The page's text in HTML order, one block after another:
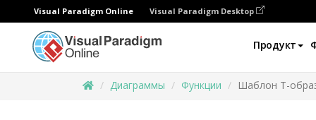
Visual Paradigm Online Visual Paradigm Desktop
Продукт
Диаграммы Функции Шаблон Т-